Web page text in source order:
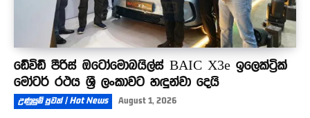
ඩේවිඩ් පීරිස් ඔටෝමොබයිල්ස් BAIC X3e ඉලෙක්ට්‍රික්
මෝටර් රථය ශ්‍රී ලංකාවට හඳුන්වා දෙයි
උණුසුම් පුවත් | Hot News August 1, 2026